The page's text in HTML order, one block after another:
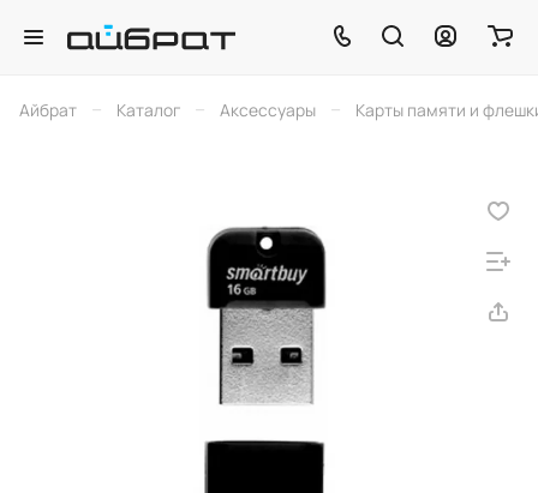
Айбрат – Каталог – Аксессуары – Карты памяти и